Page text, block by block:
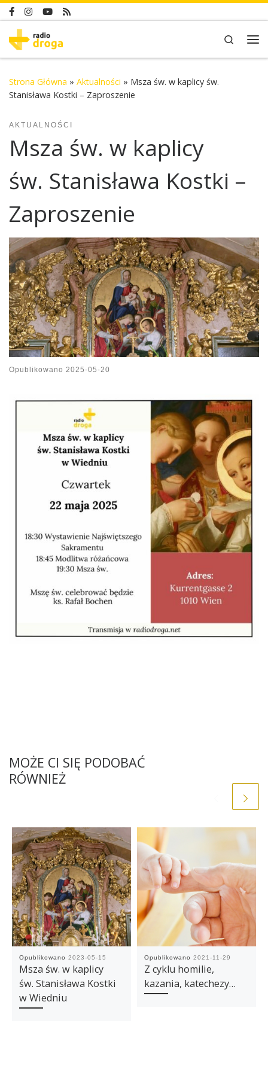
Skip to content
Search
Strona Główna » Aktualności » Msza św. w kaplicy św.
Stanisława Kostki – Zaproszenie
AKTUALNOŚCI
Msza św. w kaplicy
św. Stanisława Kostki –
Zaproszenie
Opublikowano 2025-05-20
MOŻE CI SIĘ PODOBAĆ
RÓWNIEŻ
Opublikowano 2023-05-15
Msza św. w kaplicy
św. Stanisława Kostki
w Wiedniu
Opublikowano 2021-11-29
Z cyklu homilie,
kazania, katechezy…